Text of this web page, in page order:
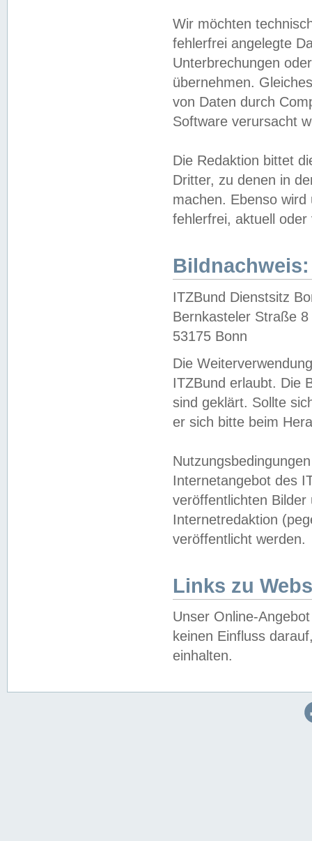
Wir möchten
fehlerfrei angelegte
Unterbrechungen
übernehmen.
von Daten durch
Software verursacht
Die Redaktion bittet
Dritter, zu denen in
machen. Ebenso
fehlerfrei, aktuell oder
Bildnachweis:
ITZBund Dienstsitz
Bernkasteler Straße 8
53175 Bonn
Die
ITZBund erlaubt. Die
sind geklärt. Sollte
er sich bitte beim
Internetangebot des
veröffentlichten
Internetredaktion
veröffentlicht werden.
Links zu
Unser Online-
keinen Einfluss
einhalten.